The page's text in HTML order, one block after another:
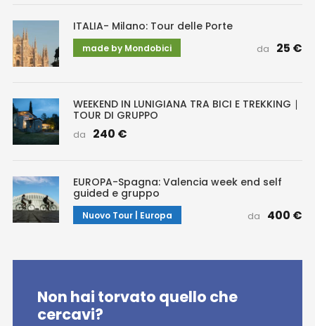
ITALIA- Milano: Tour delle Porte
made by Mondobici da 25 €
WEEKEND IN LUNIGIANA TRA BICI E TREKKING ∣
TOUR DI GRUPPO
da 240 €
EUROPA-Spagna: Valencia week end self
guided e gruppo
Nuovo Tour | Europa da 400 €
Non hai torvato quello che
cercavi?